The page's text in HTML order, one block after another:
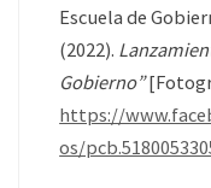
Escuela de
(2022).
Gobierno”
https://
os/